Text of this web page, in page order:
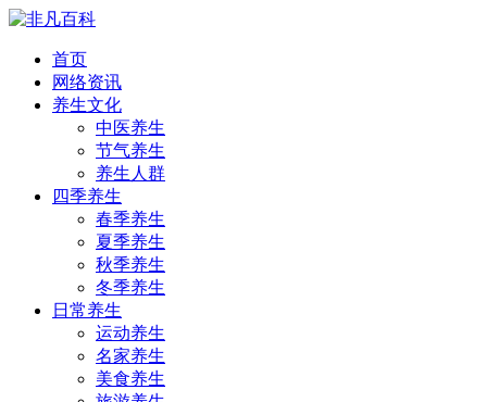
首页
网络资讯
养生文化
中医养生
节气养生
养生人群
四季养生
春季养生
夏季养生
秋季养生
冬季养生
日常养生
运动养生
名家养生
美食养生